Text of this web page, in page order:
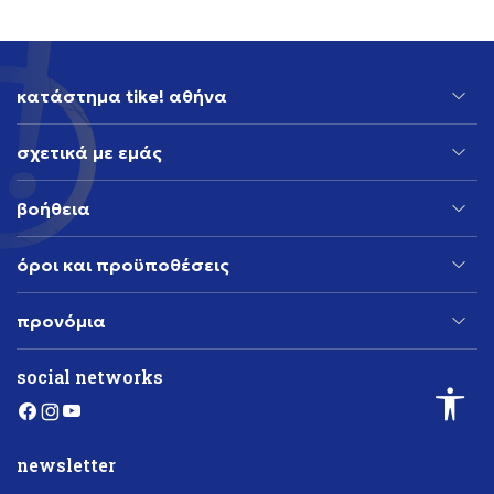
κατάστημα tike! αθήνα
σχετικά με εμάς
βοήθεια
όροι και προϋποθέσεις
προνόμια
social networks
newsletter